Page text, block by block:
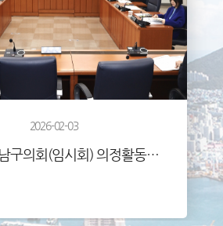
2026-02-03
제343회 남구의회(임시회) 의정활동사진